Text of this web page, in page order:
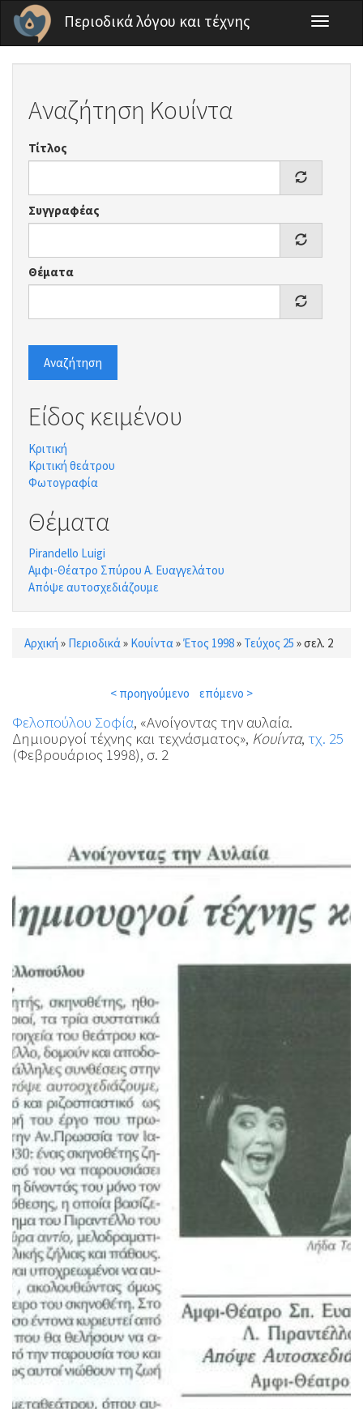
Παράκαμψη προς το κυρίως περιεχόμενο
Περιοδικά λόγου και τέχνης
Toggle
Αναζήτηση Κουίντα
Τίτλος
Συγγραφέας
Θέματα
Αναζήτηση
Είδος κειμένου
Κριτική
Κριτική θεάτρου
Φωτογραφία
Θέματα
Pirandello Luigi
Αμφι-Θέατρο Σπύρου Α. Ευαγγελάτου
Απόψε αυτοσχεδιάζουμε
Είστε εδώ
Αρχική » Περιοδικά» Κουίντα»Έτος 1998» Τεύχος 25 »σελ. 2
< προηγούμενο επόμενο >
Φελοπούλου Σοφία, «Ανοίγοντας την αυλαία.
Δημιουργοί τέχνης και τεχνάσματος», Κουίντα, τχ. 25
(Φεβρουάριος 1998), σ. 2